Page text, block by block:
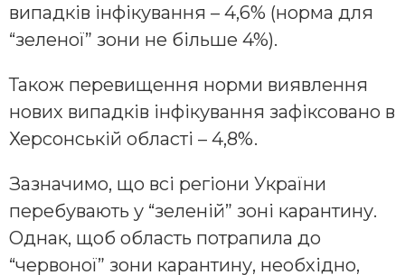
випадків інфікування – 4,6% (норма для
“зеленої” зони не більше 4%).
Також перевищення норми виявлення
нових випадків інфікування зафіксовано в
Херсонській області – 4,8%.
Зазначимо, що всі регіони України
перебувають у “зеленій” зоні карантину.
Однак, щоб область потрапила до
“червоної” зони карантину, необхідно,